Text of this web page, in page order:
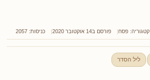
קטגוריה: פסח פורסם ב14 אוקטובר 2020 כניסות: 2057
ליל הסדר